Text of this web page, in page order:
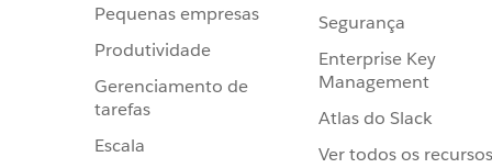
Pequenas empresas
Produtividade
Gerenciamento de
tarefas
Escala
Segurança
Enterprise Key
Management
Atlas do Slack
Ver todos os recursos